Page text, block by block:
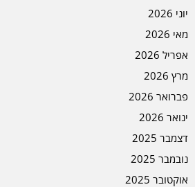
יוני 2026
מאי 2026
אפריל 2026
מרץ 2026
פברואר 2026
ינואר 2026
דצמבר 2025
נובמבר 2025
אוקטובר 2025